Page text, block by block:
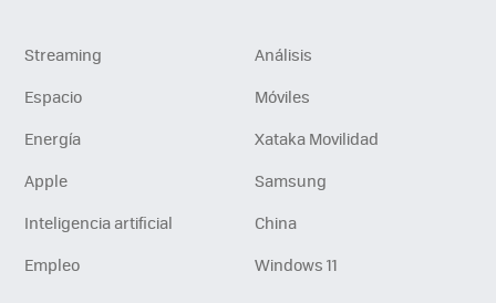
Streaming
Análisis
Espacio
Móviles
Energía
Xataka Movilidad
Apple
Samsung
Inteligencia artificial
China
Empleo
Windows 11